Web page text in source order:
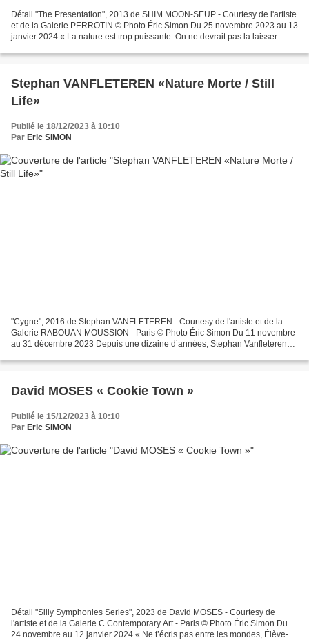
Détail "The Presentation", 2013 de SHIM MOON-SEUP - Courtesy de l'artiste
et de la Galerie PERROTIN © Photo Éric Simon Du 25 novembre 2023 au 13
janvier 2024 « La nature est trop puissante. On ne devrait pas la laisser
Stephan VANFLETEREN «Nature Morte / Still
Life»
Publié le 18/12/2023 à 10:10
Par Eric SIMON
"Cygne", 2016 de Stephan VANFLETEREN - Courtesy de l'artiste et de la
Galerie RABOUAN MOUSSION - Paris © Photo Éric Simon Du 11 novembre
au 31 décembre 2023 Depuis une dizaine d’années, Stephan Vanfleteren
David MOSES « Cookie Town »
Publié le 15/12/2023 à 10:10
Par Eric SIMON
Détail "Silly Symphonies Series", 2023 de David MOSES - Courtesy de
l'artiste et de la Galerie C Contemporary Art - Paris © Photo Éric Simon Du
24 novembre au 12 janvier 2024 « Ne t’écris pas entre les mondes, Élève-toi